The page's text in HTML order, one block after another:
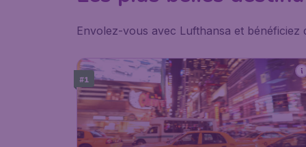
Envolez-vous avec Lufthansa et
#1